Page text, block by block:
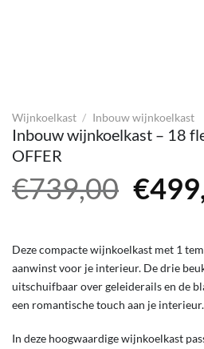
Wijnkoelkast / Inbouw wijnkoelkast
Inbouw wijnkoelkast – 18
OFFER
€739,00
was:
€
Deze compacte wijnkoelkast met 1
aanwinst voor je interieur. De drie
uitschuifbaar over geleiderails en de
een romantische touch aan je interieur.
In deze hoogwaardige wijnkoelkast